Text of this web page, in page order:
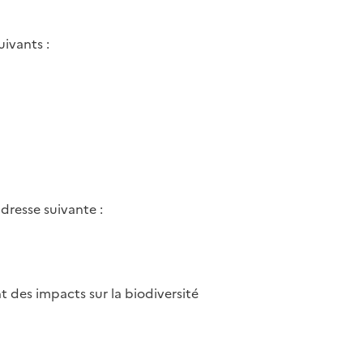
:
suivante :
des impacts sur la biodiversité